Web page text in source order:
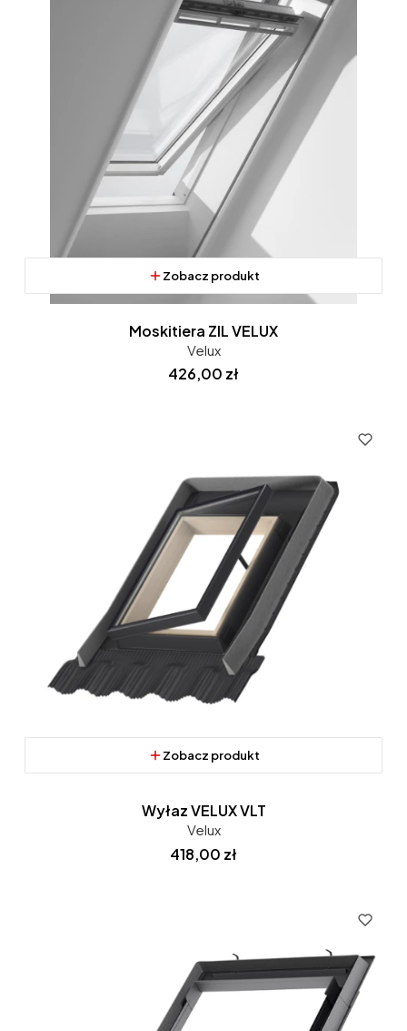
Zobacz produkt
Moskitiera ZIL VELUX
Velux
Cena
426,00 zł
Zobacz produkt
Wyłaz VELUX VLT
Velux
Cena
418,00 zł